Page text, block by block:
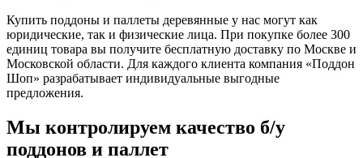
Купить поддоны и паллеты деревянные у нас могут как
юридические, так и физические лица. При покупке более 300
единиц товара вы получите бесплатную доставку по Москве и
Московской области. Для каждого клиента компания «Поддон
Шоп» разрабатывает индивидуальные выгодные
предложения.
Мы контролируем качество б/у
поддонов и паллет